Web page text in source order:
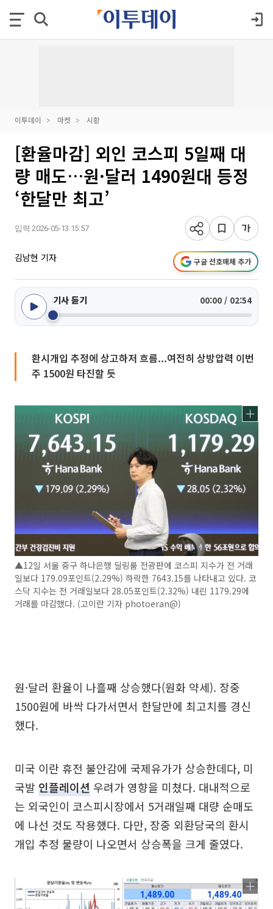
이투데이 마켓 시황
[환율마감] 외인 코스피 5일째 대
량 매도…원·달러 1490원대 등정
‘한달만 최고’
입력 2026-05-13 15:57
김남현 기자 구글 선호매체 추가
기사 듣기 00:00 / 02:54
환시개입 추정에 상고하저 흐름...여전히 상방압력 이번
주 1500원 타진할 듯
▲12일 서울 중구 하나은행 딜링룸 전광판에 코스피 지수가 전 거래
일보다 179.09포인트(2.29%) 하락한 7643.15를 나타내고 있다. 코
스닥 지수는 전 거래일보다 28.05포인트(2.32%) 내린 1179.29에
거래를 마감했다. (고이란 기자 photoeran@)
원·달러 환율이 나흘째 상승했다(원화 약세). 장중
1500원에 바싹 다가서면서 한달만에 최고치를 경신
했다.
미국 이란 휴전 불안감에 국제유가가 상승한데다, 미
국발 인플레이션 우려가 영향을 미쳤다. 대내적으로
는 외국인이 코스피시장에서 5거래일째 대량 순매도
에 나선 것도 작용했다. 다만, 장중 외환당국의 환시
개입 추정 물량이 나오면서 상승폭을 크게 줄였다.